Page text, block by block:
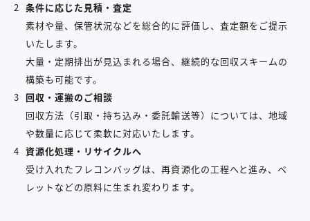
条件に応じた見積・査定
素材や量、保管状況などを総合的に評価し、査定額をご提示
いたします。
大量・定期排出が見込まれる場合、継続的な回収スキームの
構築も可能です。
回収・運搬のご相談
回収方法（引取・持ち込み・委託輸送等）については、地域
や数量に応じて柔軟に対応いたします。
資源化処理・リサイクルへ
受け入れたフレコンバッグは、再資源化の工程へと進み、ペ
レットなどの原料に生まれ変わります。